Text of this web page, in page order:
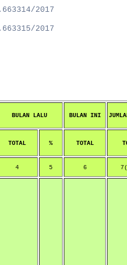
2017
2017
BULAN LALU BULAN INI
TOTAL % TOTAL
4 5 6